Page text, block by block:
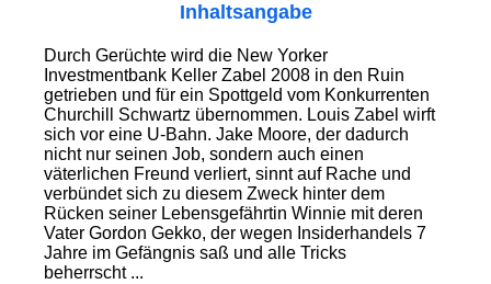
Inhaltsangabe
Durch Gerüchte wird die New Yorker
Investmentbank Keller Zabel 2008 in den Ruin
getrieben und für ein Spottgeld vom Konkurrenten
Churchill Schwartz übernommen. Louis Zabel wirft
sich vor eine U-Bahn. Jake Moore, der dadurch
nicht nur seinen Job, sondern auch einen
väterlichen Freund verliert, sinnt auf Rache und
verbündet sich zu diesem Zweck hinter dem
Rücken seiner Lebensgefährtin Winnie mit deren
Vater Gordon Gekko, der wegen Insiderhandels 7
Jahre im Gefängnis saß und alle Tricks
beherrscht ...